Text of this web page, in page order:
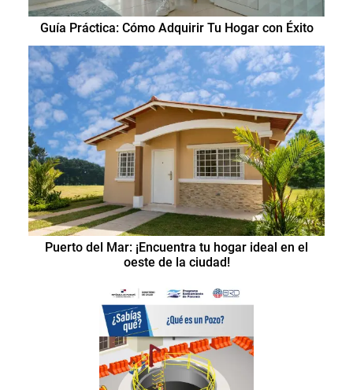
Guía Práctica: Cómo Adquirir Tu Hogar con Éxito
Puerto del Mar: ¡Encuentra tu hogar ideal en el
oeste de la ciudad!